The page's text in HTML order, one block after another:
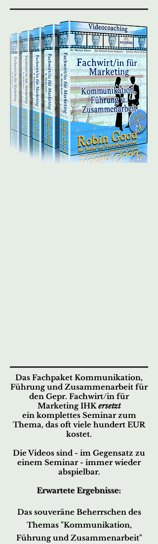
Das Fachpaket Kommunikation,
Führung und Zusammenarbeit für
den Gepr. Fachwirt/in für
Marketing IHKersetzt
ein komplettes Seminar zum
Thema, das oft viele hundert EUR
kostet.
Die Videos sind - im Gegensatz zu
einem Seminar - immer wieder
abspielbar.
Erwartete Ergebnisse:
Das souveräne Beherrschen des
Themas "Kommunikation,
Führung und Zusammenarbeit"